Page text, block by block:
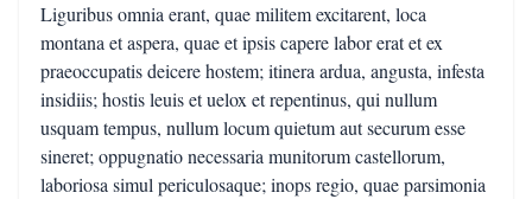
Liguribus omnia erant, quae militem excitarent, loca
montana et aspera, quae et ipsis capere labor erat et ex
praeoccupatis deicere hostem; itinera ardua, angusta, infesta
insidiis; hostis leuis et uelox et repentinus, qui nullum
usquam tempus, nullum locum quietum aut securum esse
sineret; oppugnatio necessaria munitorum castellorum,
laboriosa simul periculosaque; inops regio, quae parsimonia